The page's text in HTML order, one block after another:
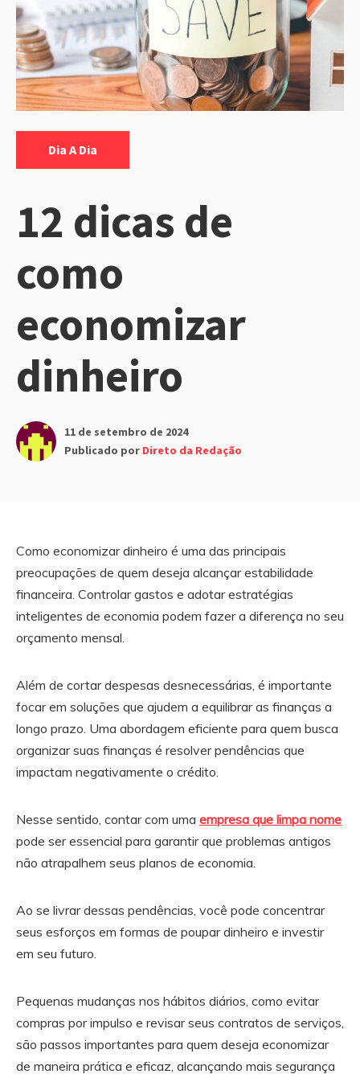
Dia A Dia
12 dicas de
como
economizar
dinheiro
11 de setembro de 2024
Publicado por Direto da Redação
Como economizar dinheiro é uma das principais
preocupações de quem deseja alcançar estabilidade
financeira. Controlar gastos e adotar estratégias
inteligentes de economia podem fazer a diferença no seu
orçamento mensal.
Além de cortar despesas desnecessárias, é importante
focar em soluções que ajudem a equilibrar as finanças a
longo prazo. Uma abordagem eficiente para quem busca
organizar suas finanças é resolver pendências que
impactam negativamente o crédito.
Nesse sentido, contar com uma empresa que limpa nome
pode ser essencial para garantir que problemas antigos
não atrapalhem seus planos de economia.
Ao se livrar dessas pendências, você pode concentrar
seus esforços em formas de poupar dinheiro e investir
em seu futuro.
Pequenas mudanças nos hábitos diários, como evitar
compras por impulso e revisar seus contratos de serviços,
são passos importantes para quem deseja economizar
de maneira prática e eficaz, alcançando mais segurança